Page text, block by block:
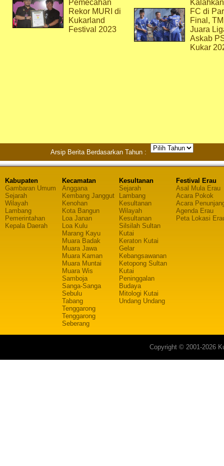
Pemecahan
Rekor MURI di
Kukarland
Festival 2023
FC di
Final,
Juara
Askab
Kukar
Arsip Berita Berdasarkan Tahun :
Kabupaten
Gambaran Umum
Sejarah
Wilayah
Lambang
Pemerintahan
Kepala Daerah
Kecamatan
Anggana
Kembang Janggut
Kenohan
Kota Bangun
Loa Janan
Loa Kulu
Marang Kayu
Muara Badak
Muara Jawa
Muara Kaman
Muara Muntai
Muara Wis
Samboja
Sanga-Sanga
Sebulu
Tabang
Tenggarong
Tenggarong
Seberang
Kesultanan
Sejarah
Lambang
Kesultanan
Wilayah
Kesultanan
Silsilah Sultan
Kutai
Keraton Kutai
Gelar
Kebangsawanan
Ketopong Sultan
Kutai
Peninggalan
Budaya
Mitologi Kutai
Undang Undang
Festival Erau
Asal Mula Erau
Acara Pokok
Acara
Agenda Erau
Peta Lokasi
Copyright © 2001-2026